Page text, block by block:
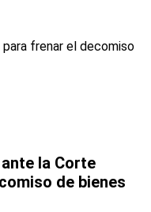
ante la Corte
de bienes